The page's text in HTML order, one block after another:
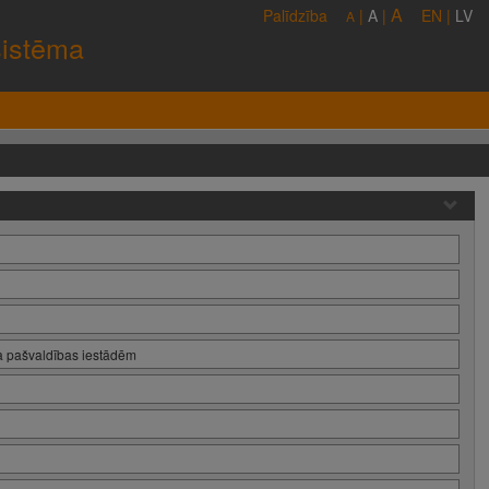
Palīdzība A | A | A EN | LV
pašvaldības iestādēm